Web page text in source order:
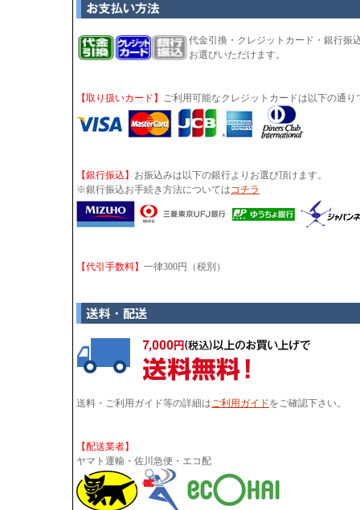
代金引換・クレジットカード・銀行振
お選びいただけます。
【取り扱いカード】 ご利用可能なクレジットカードは以下の通り
【銀行振込】 お振込みは以下の銀行よりお選び頂けます。
※銀行振込お手続き方法についてはコチラ
【代引手数料】 一律300円（税別）
送料・ご利用ガイド等の詳細はご利用ガイドをご確認下さい。
【配送業者】
ヤマト運輸・佐川急便・エコ配